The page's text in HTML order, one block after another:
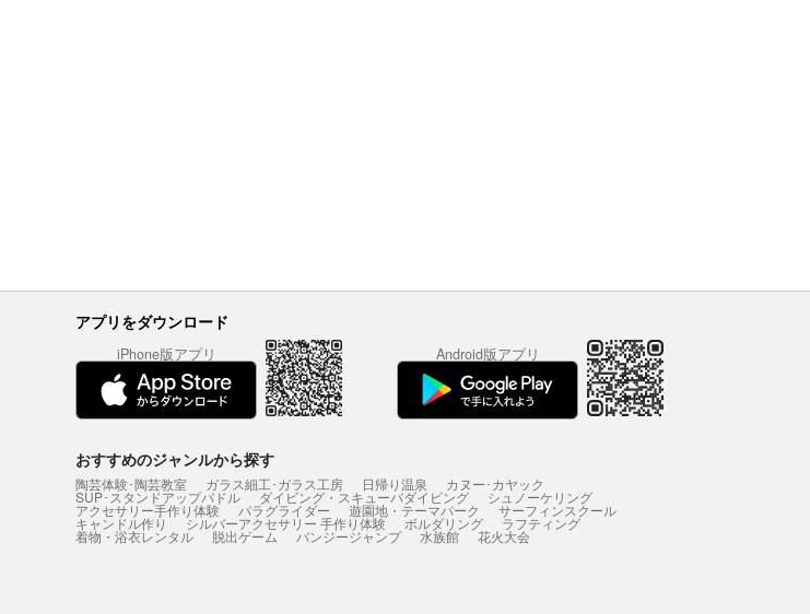
アプリをダウンロード
iPhone版アプリ Android版アプリ
おすすめのジャンルから探す
陶芸体験･陶芸教室 ガラス細工･ガラス工房 日帰り温泉 カヌー･カヤック
SUP･スタンドアップパドル ダイビング・スキューバダイビング シュノーケリング
アクセサリー手作り体験 パラグライダー 遊園地・テーマパーク サーフィンスクール
キャンドル作り シルバーアクセサリー 手作り体験 ボルダリング ラフティング
着物・浴衣レンタル 脱出ゲーム バンジージャンプ 水族館 花火大会